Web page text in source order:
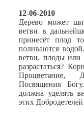
12-06-2010
Дерево может
ветви в
принесёт плод
поливаются
ветви, плоды или
разрастаться?
Процветание,
Посвящения
должна уделять
этих